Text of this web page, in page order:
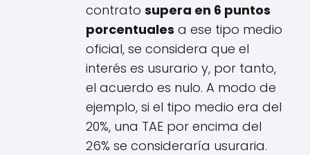
contrato supera en 6 puntos
porcentuales a ese tipo medio
oficial, se considera que el
interés es usurario y, por tanto,
el acuerdo es nulo. A modo de
ejemplo, si el tipo medio era del
20%, una TAE por encima del
26% se consideraría usuraria.